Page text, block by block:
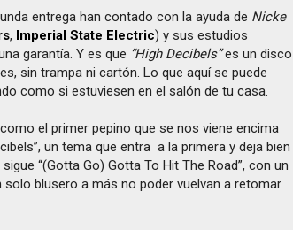
entrega han contado con la ayuda de Nicke
, Imperial State Electric) y sus estudios
garantía. Y es que “High Decibels”es un disco
sin trampa ni cartón. Lo que aquí se puede
como si estuviesen en el salón de tu casa.
el primer pepino que se nos viene encima
un tema que entra a la primera y deja bien
“(Gotta Go) Gotta To Hit The Road”, con un
blusero a más no poder vuelvan a retomar